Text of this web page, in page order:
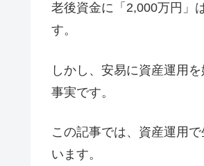
老後資金に「2,000万円」
す。
しかし、安易に資産運用
事実です。
この記事では、資産運用
います。